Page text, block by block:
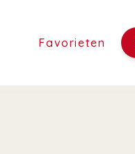
Favorieten